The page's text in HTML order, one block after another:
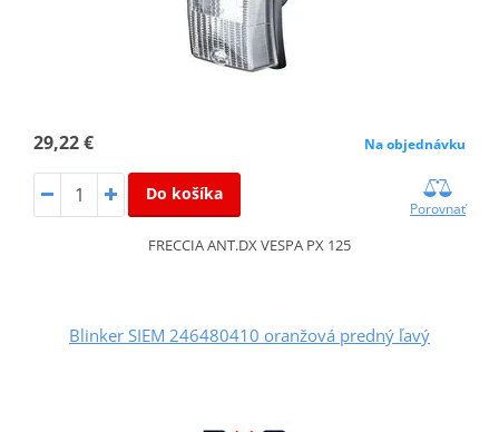
29,22 € Na objednávku
Do košíka
Porovnať
FRECCIA ANT.DX VESPA PX 125
Blinker SIEM 246480410 oranžová predný ľavý